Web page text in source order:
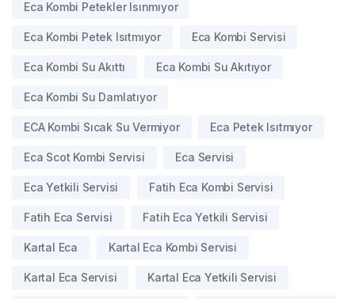
Eca Kombi Petekler Isınmıyor
Eca Kombi Petek Isıtmıyor Eca Kombi Servisi
Eca Kombi Su Akıttı Eca Kombi Su Akıtıyor
Eca Kombi Su Damlatıyor
ECA Kombi Sıcak Su Vermiyor Eca Petek Isıtmıyor
Eca Scot Kombi Servisi Eca Servisi
Eca Yetkili Servisi Fatih Eca Kombi Servisi
Fatih Eca Servisi Fatih Eca Yetkili Servisi
Kartal Eca Kartal Eca Kombi Servisi
Kartal Eca Servisi Kartal Eca Yetkili Servisi